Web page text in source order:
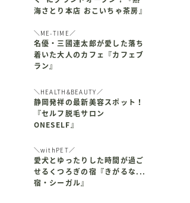
海さとり本店 おこいちゃ茶房』
＼ME-TIME／
名優・三國連太郎が愛した落ち
着いた大人のカフェ『カフェブ
ラン』
＼HEALTH&BEAUTY／
静岡発祥の最新美容スポット！
『セルフ脱毛サロン
ONESELF』
＼withPET／
愛犬とゆったりした時間が過ご
せるくつろぎの宿『きがるな...
宿・シーガル』